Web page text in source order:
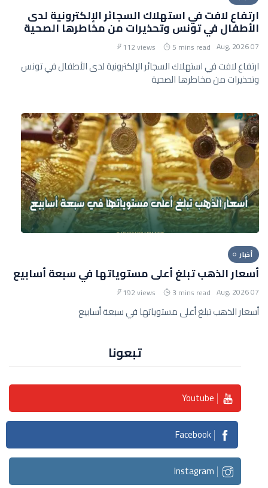
ارتفاع لافت في استهلاك السجائر الإلكترونية لدى
الأطفال في تونس وتحذيرات من مخاطرها الصحية
07 Aug, 2026
5 mins read
112 views
ارتفاع لافت في استهلاك السجائر الإلكترونية لدى الأطفال في تونس
وتحذيرات من مخاطرها الصحية
أخبار
أسعار الذهب تبلغ أعلى مستوياتها في سبعة أسابيع
07 Aug, 2026
3 mins read
192 views
أسعار الذهب تبلغ أعلى مستوياتها في سبعة أسابيع
تبعونا
Youtube
Facebook
Instagram